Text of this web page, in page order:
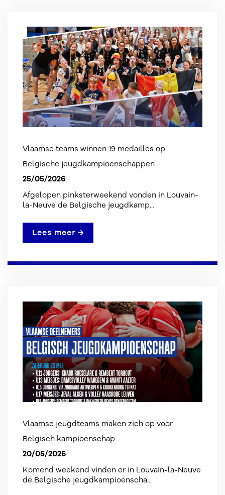
Vlaamse teams winnen 19 medailles op
Belgische jeugdkampioenschappen
25/05/2026
Afgelopen pinksterweekend vonden in Louvain-
la-Neuve de Belgische jeugdkamp...
Lees meer →
Vlaamse jeugdteams maken zich op voor
Belgisch kampioenschap
20/05/2026
Komend weekend vinden er in Louvain-la-Neuve
de Belgische jeugdkampioenscha...